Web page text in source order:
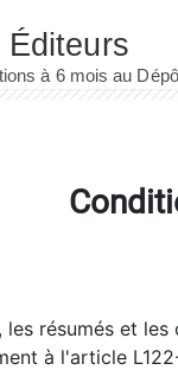
les résumés et
à l'article